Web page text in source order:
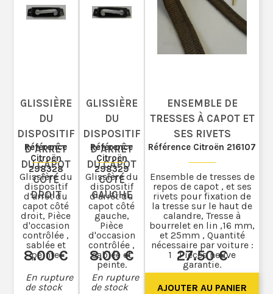
GLISSIÈRE
DU
DISPOSITIF
D’ARRÊT
DU CAPOT
CÔTÉ
DROIT
Référence
Citroën
298328
8.00 €
En rupture
de stock
Glissière du
dispositif
d’arrêt du
capot côté
droit, Pièce
d'occasion
contrôlée ,
sablée et
peinte.
GLISSIÈRE
DU
DISPOSITIF
D’ARRÊT
DU CAPOT
CÔTÉ
GAUCHE
Référence
Citroën
298329
8.00 €
En rupture
de stock
Glissière du
dispositif
d’arrêt du
capot côté
gauche,
Pièce
d'occasion
contrôlée ,
sablée et
peinte.
ENSEMBLE DE
TRESSES À CAPOT ET
SES RIVETS
Référence Citroën 216107
27.50 €
Ensemble de tresses de
repos de capot , et ses
rivets pour fixation de
la tresse sur le haut de
calandre, Tresse à
bourrelet en lin ,16 mm,
et 25mm , Quantité
nécessaire par voiture :
1 Pièces neuve
garantie.